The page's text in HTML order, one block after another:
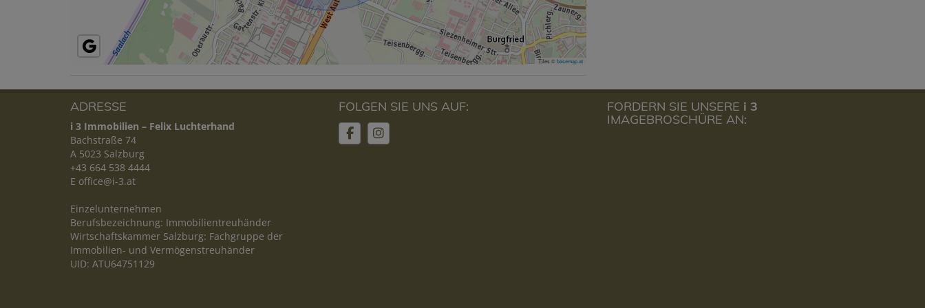
Tiles ©basemap.at
ADRESSE
i 3 Immobilien – Felix Luchterhand
Bachstraße 74
A 5023 Salzburg
+43 664 538 4444
E office@i-3.at
Einzelunternehmen
Berufsbezeichnung: Immobilientreuhänder
Wirtschaftskammer Salzburg: Fachgruppe der
Immobilien- und Vermögenstreuhänder
UID: ATU64751129
FOLGEN SIE UNS AUF: FORDERN SIE UNSERE i 3
IMAGEBROSCHÜRE AN: